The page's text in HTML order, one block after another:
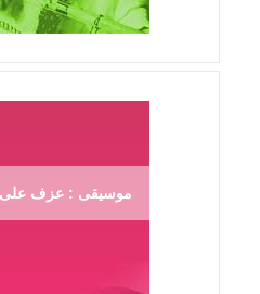
موسيقى : عزف على